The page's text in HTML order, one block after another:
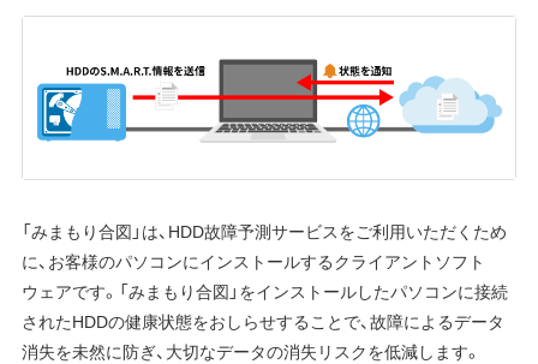
「みまもり合図」は、HDD故障予測サービスをご利用いただくため
に、お客様のパソコンにインストールするクライアントソフト
ウェアです。「みまもり合図」をインストールしたパソコンに接続
されたHDDの健康状態をおしらせすることで、故障によるデータ
消失を未然に防ぎ、大切なデータの消失リスクを低減します。